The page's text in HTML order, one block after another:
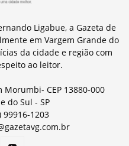
Ligabue, a Gazeta de
em Vargem Grande do
da cidade e região com
ao leitor.
Morumbi- CEP 13880-000
do Sul - SP
99916-1203